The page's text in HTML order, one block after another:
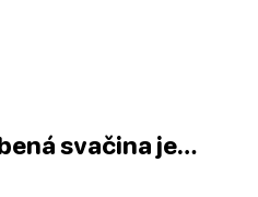
svačina je…